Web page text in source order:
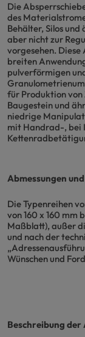
Die
des
Behälter, Silos
aber nicht zur
vorgesehen.
breiten
pulverförmigen
für Produktion von
Baugestein und
niedrige
mit Handrad-, bei
Abmessungen
Die Typenreihen
von 160 x 160 mm
Maßblatt), außer
und nach der
Wünschen und
Beschreibung